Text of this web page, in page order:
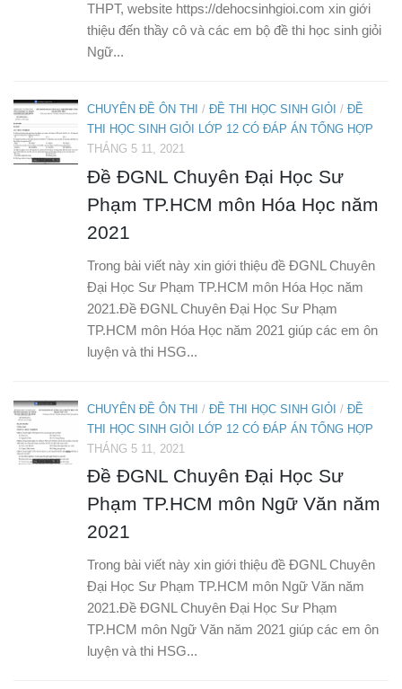
THPT, website https://dehocsinhgioi.com xin giới
thiệu đến thầy cô và các em bộ đề thi học sinh giỏi
Ngữ...
CHUYÊN ĐỀ ÔN THI / ĐỀ THI HỌC SINH GIỎI / ĐỀ
THI HỌC SINH GIỎI LỚP 12 CÓ ĐÁP ÁN TỔNG HỢP
THÁNG 5 11, 2021
Đề ĐGNL Chuyên Đại Học Sư
Phạm TP.HCM môn Hóa Học năm
2021
Trong bài viết này xin giới thiệu đề ĐGNL Chuyên
Đại Học Sư Phạm TP.HCM môn Hóa Học năm
2021.Đề ĐGNL Chuyên Đại Học Sư Phạm
TP.HCM môn Hóa Học năm 2021 giúp các em ôn
luyện và thi HSG...
CHUYÊN ĐỀ ÔN THI / ĐỀ THI HỌC SINH GIỎI / ĐỀ
THI HỌC SINH GIỎI LỚP 12 CÓ ĐÁP ÁN TỔNG HỢP
THÁNG 5 11, 2021
Đề ĐGNL Chuyên Đại Học Sư
Phạm TP.HCM môn Ngữ Văn năm
2021
Trong bài viết này xin giới thiệu đề ĐGNL Chuyên
Đại Học Sư Phạm TP.HCM môn Ngữ Văn năm
2021.Đề ĐGNL Chuyên Đại Học Sư Phạm
TP.HCM môn Ngữ Văn năm 2021 giúp các em ôn
luyện và thi HSG...